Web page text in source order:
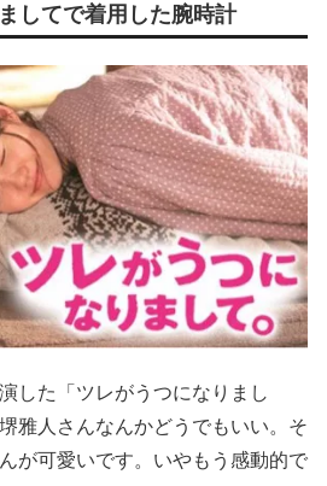
してで着用した腕時計
した「ツレがうつになりまし
雅人さんなんかどうでもいい。そ
が可愛いです。いやもう感動的で